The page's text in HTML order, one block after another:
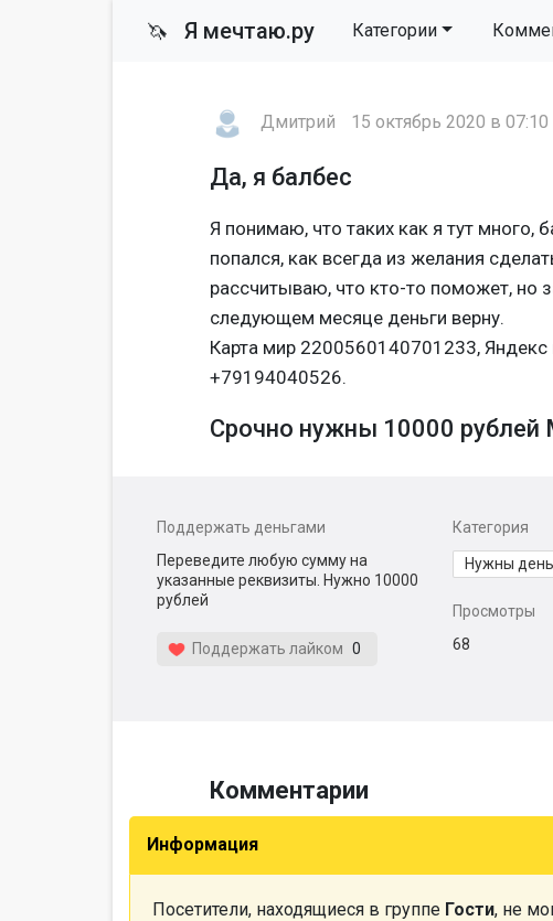
🦄 Я мечтаю.ру Категории
Дмитрий 15 октябрь 2020 в 07:10
Да, я балбес
Я понимаю, что таких как я тут много,
попался, как всегда из желания
рассчитываю, что кто-то поможет, но
следующем месяце деньги верну.
Карта мир 2200560140701233,
+79194040526.
Срочно нужны 10000 рублей
Поддержать деньгами
Переведите любую сумму на
указанные реквизиты. Нужно 10000
рублей
Поддержать лайком 0
Категория
Нужны
Просмотры
68
Комментарии
Информация
Посетители, находящиеся в группе Гости, не